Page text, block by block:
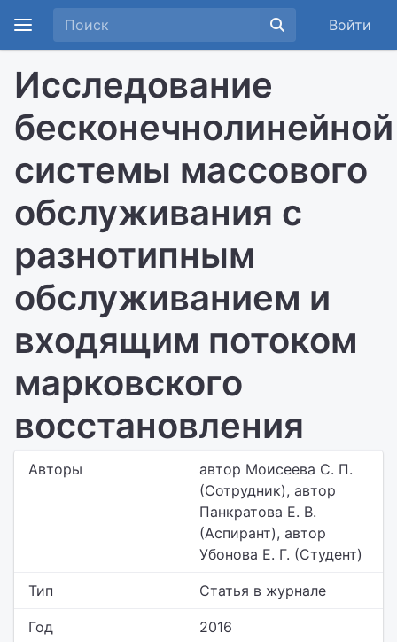
Войти
Исследование
бесконечнолинейной
системы массового
обслуживания с
разнотипным
обслуживанием и
входящим потоком
марковского
восстановления
Авторы
автор Моисеева С. П.
(Сотрудник), автор
Панкратова Е. В.
(Аспирант), автор
Убонова Е. Г. (Студент)
Тип Статья в журнале
Год 2016